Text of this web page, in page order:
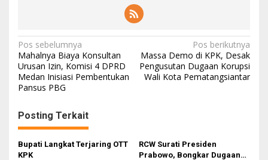
N
a
v
g
a
s
Pos sebelumnya
Mahalnya Biaya Konsultan
Urusan Izin, Komisi 4 DPRD
Medan Inisiasi Pembentukan
Pansus PBG
Pos berikutnya
Massa Demo di KPK, Desak
Pengusutan Dugaan Korupsi
Wali Kota Pematangsiantar
Posting Terkait
Bupati Langkat Terjaring OTT
KPK
RCW Surati Presiden
Prabowo, Bongkar Dugaan